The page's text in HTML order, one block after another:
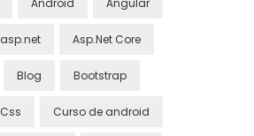
asp.net Asp.Net Core
Blog Bootstrap
Css Curso de android